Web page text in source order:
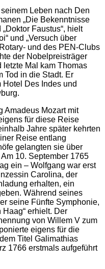
Leben nach Den
„Die Bekenntnisse
Faustus“, hielt
und „Versuch über
und des PEN-Clubs
der Nobelpreisträger
letzte Mal kam Thomas
Tod in die Stadt. Er
Hotel Des Indes und
Amadeus Mozart mit
für diese Reise
Jahre später kehrten
Reise entlang
gelangten sie über
10. September 1765
ein – Wolfgang war erst
Carolina, der
erhalten, ein
Während seines
seine Fünfte Symphonie,
erhielt. Der
von Willem V zum
eigens für die
Titel Galimathias
1766 erstmals aufgeführt